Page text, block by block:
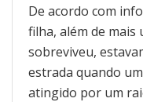
De acordo com
filha, além de mais
sobreviveu,
estrada quando
atingido por um